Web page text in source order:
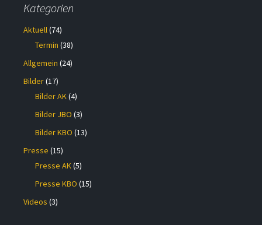
Kategorien
Aktuell(74)
Termin (38)
Allgemein (24)
Bilder(17)
Bilder AK(4)
Bilder JBO (3)
Bilder KBO (13)
Presse (15)
Presse AK(5)
Presse KBO (15)
Videos (3)